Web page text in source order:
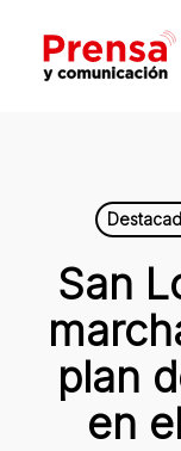
main
San
plan
en